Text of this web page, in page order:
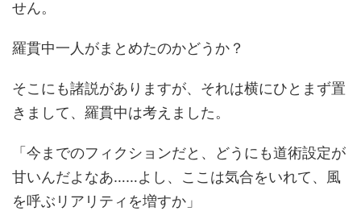
せん。
羅貫中一人がまとめたのかどうか？
そこにも諸説がありますが、それは横にひとまず置
きまして、羅貫中は考えました。
「今までのフィクションだと、どうにも道術設定が
甘いんだよなあ……よし、ここは気合をいれて、風
を呼ぶリアリティを増すか」